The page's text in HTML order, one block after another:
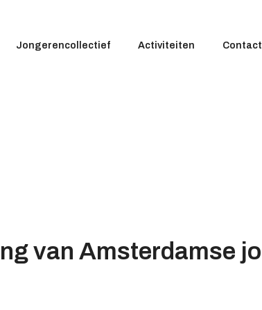
Jongerencollectief Activiteiten Contact
van Amsterdamse